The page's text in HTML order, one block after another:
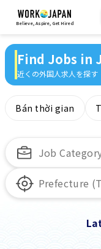
Believe, Aspire, Get Hired
Find Jobs in
近くの外国人求人を探す
Bán thời gian